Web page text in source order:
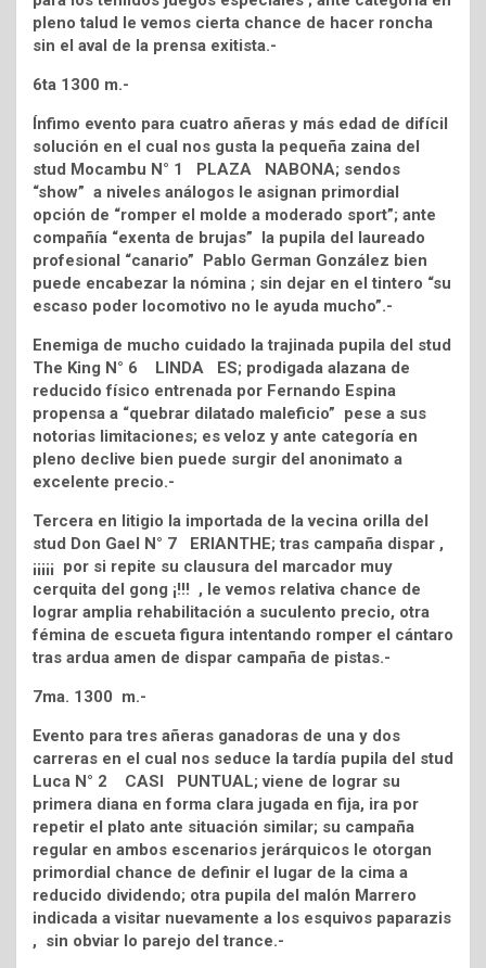
pleno talud le vemos cierta chance de hacer roncha
sin el aval de la prensa exitista.-
6ta 1300 m.-
Ínfimo evento para cuatro añeras y más edad de difícil
solución en el cual nos gusta la pequeña zaina del
stud Mocambu N° 1 PLAZA NABONA; sendos
“show” a niveles análogos le asignan primordial
opción de “romper el molde a moderado sport”; ante
compañía “exenta de brujas” la pupila del laureado
profesional “canario” Pablo German González bien
puede encabezar la nómina ; sin dejar en el tintero “su
escaso poder locomotivo no le ayuda mucho”.-
Enemiga de mucho cuidado la trajinada pupila del stud
The King N° 6 LINDA ES; prodigada alazana de
reducido físico entrenada por Fernando Espina
propensa a “quebrar dilatado maleficio” pese a sus
notorias limitaciones; es veloz y ante categoría en
pleno declive bien puede surgir del anonimato a
excelente precio.-
Tercera en litigio la importada de la vecina orilla del
stud Don Gael N° 7 ERIANTHE; tras campaña dispar ,
¡¡¡¡¡ por si repite su clausura del marcador muy
cerquita del gong ¡!!! , le vemos relativa chance de
lograr amplia rehabilitación a suculento precio, otra
fémina de escueta figura intentando romper el cántaro
tras ardua amen de dispar campaña de pistas.-
7ma. 1300 m.-
Evento para tres añeras ganadoras de una y dos
carreras en el cual nos seduce la tardía pupila del stud
Luca N° 2 CASI PUNTUAL; viene de lograr su
primera diana en forma clara jugada en fija, ira por
repetir el plato ante situación similar; su campaña
regular en ambos escenarios jerárquicos le otorgan
primordial chance de definir el lugar de la cima a
reducido dividendo; otra pupila del malón Marrero
indicada a visitar nuevamente a los esquivos paparazis
, sin obviar lo parejo del trance.-